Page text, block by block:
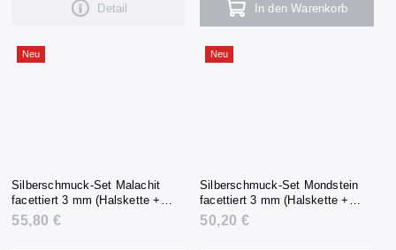
Detail In den Warenkorb
Neu
Silberschmuck-Set Malachit
facettiert 3 mm (Halskette +
Armband + Ohrringe)
55,80 €
Neu
Silberschmuck-Set Mondstein
facettiert 3 mm (Halskette +
Armband + Ohrringe)
50,20 €